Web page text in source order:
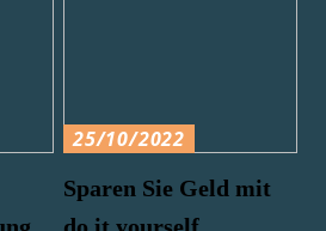
25/10/2022
Sparen Sie Geld mit